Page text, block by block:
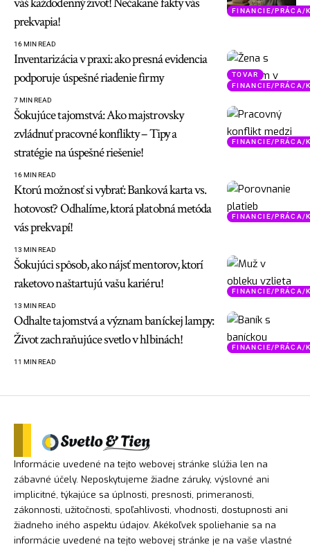
FINANCIE/PRÁCA/
prekvapia!
16 MIN READ
TOVAR
FINANCIE/PRÁCA/
Inventarizácia v praxi: ako presná evidencia
podporuje úspešné riadenie firmy
7 MIN READ
FINANCIE/PRÁCA/
Šokujúce tajomstvá: Ako majstrovsky
zvládnuť pracovné konflikty – Tipy a
stratégie na úspešné riešenie!
16 MIN READ
FINANCIE/PRÁCA/
Ktorú možnosť si vybrať: Banková karta vs.
hotovosť? Odhalíme, ktorá platobná metóda
vás prekvapí!
13 MIN READ
FINANCIE/PRÁCA/
Šokujúci spôsob, ako nájsť mentorov, ktorí
raketovo naštartujú vašu kariéru!
13 MIN READ
FINANCIE/PRÁCA/
Odhalte tajomstvá a význam baníckej lampy:
Život zachraňujúce svetlo v hlbinách!
11 MIN READ
Informácie uvedené na tejto webovej stránke slúžia len na
zábavné účely. Neposkytujeme žiadne záruky, výslovné ani
implicitné, týkajúce sa úplnosti, presnosti, primeranosti,
zákonnosti, užitočnosti, spoľahlivosti, vhodnosti, dostupnosti ani
žiadneho iného aspektu údajov. Akékoľvek spoliehanie sa na
informácie uvedené na tejto webovej stránke je na vaše vlastné